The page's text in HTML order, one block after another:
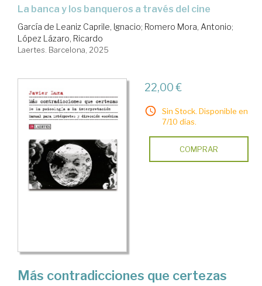
La banca y los banqueros a través del cine
García de Leaniz Caprile, Ignacio; Romero Mora, Antonio;
López Lázaro, Ricardo
Laertes. Barcelona, 2025
22,00 €
Sin Stock. Disponible en
7/10 días.
COMPRAR
Más contradicciones que certezas